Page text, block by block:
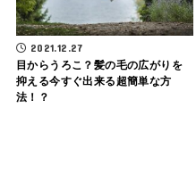
2021.12.27
目からうろこ？髪の毛の広がりを
抑える今すぐ出来る超簡単な方
法！？